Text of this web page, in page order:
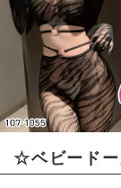
☆ベビードー